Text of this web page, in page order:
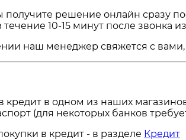
получите решение онлайн сразу
10-15 минут после звонка
наш менеджер свяжется с вами,
в одном из наших
(для некоторых банков
в кредит - в разделе Кредит